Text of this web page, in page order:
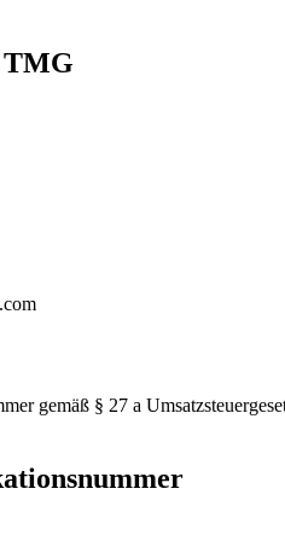
TMG
gemäß § 27 a